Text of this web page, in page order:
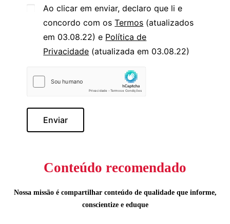
Ao clicar em enviar, declaro que li e
concordo com osTermos (atualizados
em 03.08.22) e Política de
Privacidade (atualizada em 03.08.22)
Enviar
Conteúdo recomendado
Nossa missão é compartilhar conteúdo de qualidade que informe,
conscientize e eduque